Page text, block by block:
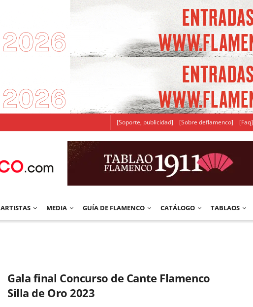
[Soporte, publicidad] [Sobre deflamenco] [Faq]
ARTISTAS MEDIA GUÍA DE FLAMENCO CATÁLOGO TABLAOS
Gala final Concurso de Cante Flamenco
Silla de Oro 2023